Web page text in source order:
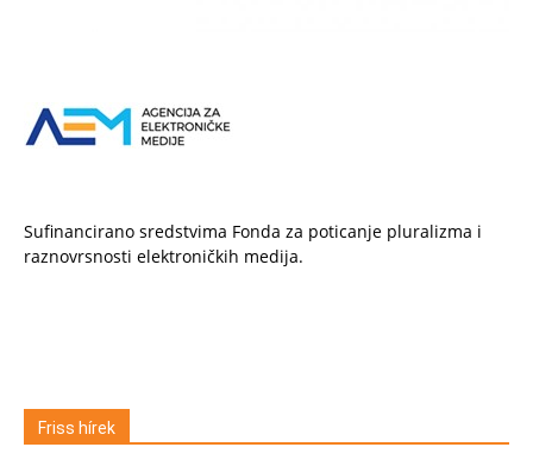
Sufinancirano sredstvima Fonda za poticanje pluralizma i
raznovrsnosti elektroničkih medija.
Friss hírek